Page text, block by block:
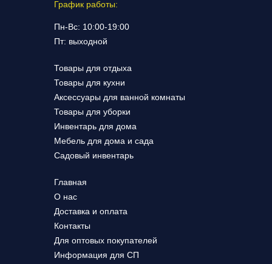
График работы:
Пн-Вс: 10:00-19:00
Пт: выходной
Товары для отдыха
Товары для кухни
Аксессуары для ванной комнаты
Товары для уборки
Инвентарь для дома
Мебель для дома и сада
Садовый инвентарь
Главная
О нас
Доставка и оплата
Контакты
Для оптовых покупателей
Информация для СП